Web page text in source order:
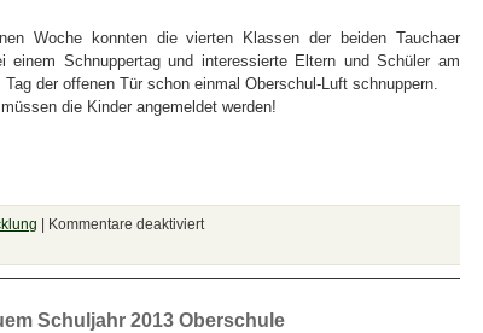
Woche konnten die vierten Klassen der beiden Tauchaer
einem Schnuppertag und interessierte Eltern und Schüler am
Tag der offenen Tür schon einmal Oberschul-Luft schnuppern.
die Kinder angemeldet werden!
| Kommentare deaktiviert
Schuljahr 2013 Oberschule